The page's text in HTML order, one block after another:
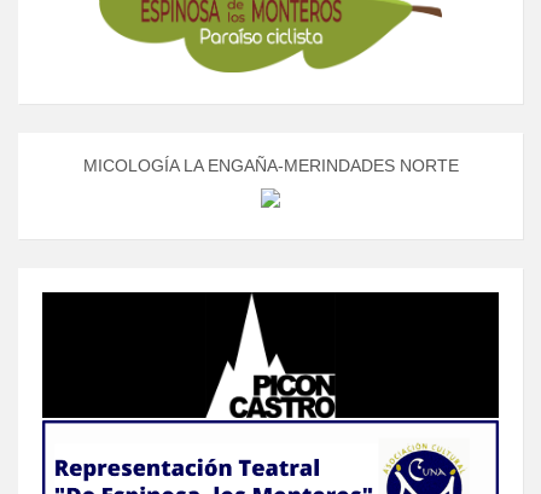
MICOLOGÍA LA ENGAÑA-MERINDADES NORTE